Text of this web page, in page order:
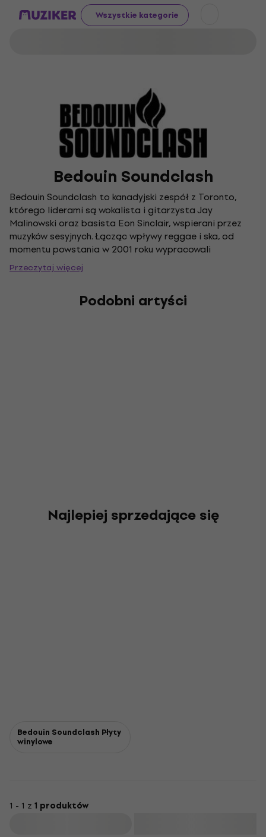
Wszystkie kategorie
Bedouin Soundclash
Bedouin Soundclash to kanadyjski zespół z Toronto,
którego liderami są wokalista i gitarzysta Jay
Malinowski oraz basista Eon Sinclair, wspierani przez
muzyków sesyjnych. Łącząc wpływy reggae i ska, od
momentu powstania w 2001 roku wypracowali
charakterystyczne brzmienie i wydali sześć albumów
studyjnych, ostatni w 2022 roku.
Przeczytaj więcej
Podobni artyści
Najlepiej sprzedające się
Bedouin Soundclash Płyty
winylowe
1 - 1 z 1 produktów